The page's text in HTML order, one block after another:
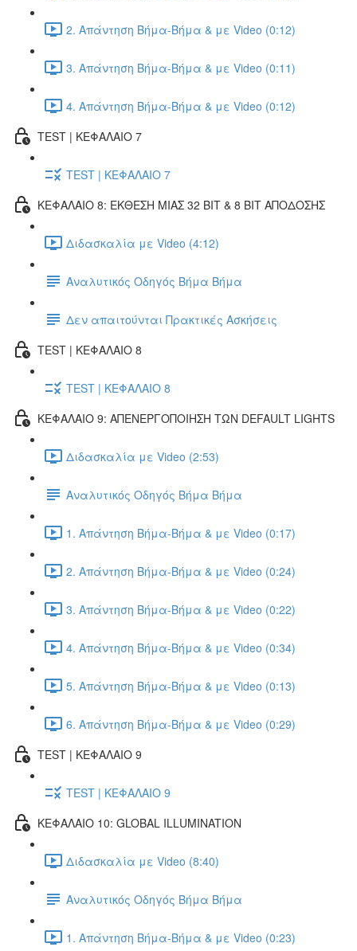
2. Απάντηση Βήμα-Βήμα & με Video (0:12)
3. Απάντηση Βήμα-Βήμα & με Video (0:11)
4. Απάντηση Βήμα-Βήμα & με Video (0:12)
TEST | ΚΕΦΑΛΑΙΟ 7
TEST | ΚΕΦΑΛΑΙΟ 7
ΚΕΦΑΛΑΙΟ 8: ΕΚΘΕΣΗ ΜΙΑΣ 32 BIT & 8 BIT ΑΠΟΔΟΣΗΣ
Διδασκαλία με Video (4:12)
Αναλυτικός Οδηγός Βήμα Βήμα
Δεν απαιτούνται Πρακτικές Ασκήσεις
TEST | ΚΕΦΑΛΑΙΟ 8
TEST | ΚΕΦΑΛΑΙΟ 8
ΚΕΦΑΛΑΙΟ 9: ΑΠΕΝΕΡΓΟΠΟΙΗΣΗ ΤΩΝ DEFAULT LIGHTS
Διδασκαλία με Video (2:53)
Αναλυτικός Οδηγός Βήμα Βήμα
1. Απάντηση Βήμα-Βήμα & με Video (0:17)
2. Απάντηση Βήμα-Βήμα & με Video (0:24)
3. Απάντηση Βήμα-Βήμα & με Video (0:22)
4. Απάντηση Βήμα-Βήμα & με Video (0:34)
5. Απάντηση Βήμα-Βήμα & με Video (0:13)
6. Απάντηση Βήμα-Βήμα & με Video (0:29)
TEST | ΚΕΦΑΛΑΙΟ 9
TEST | ΚΕΦΑΛΑΙΟ 9
ΚΕΦΑΛΑΙΟ 10: GLOBAL ILLUMINATION
Διδασκαλία με Video (8:40)
Αναλυτικός Οδηγός Βήμα Βήμα
1. Απάντηση Βήμα-Βήμα & με Video (0:23)